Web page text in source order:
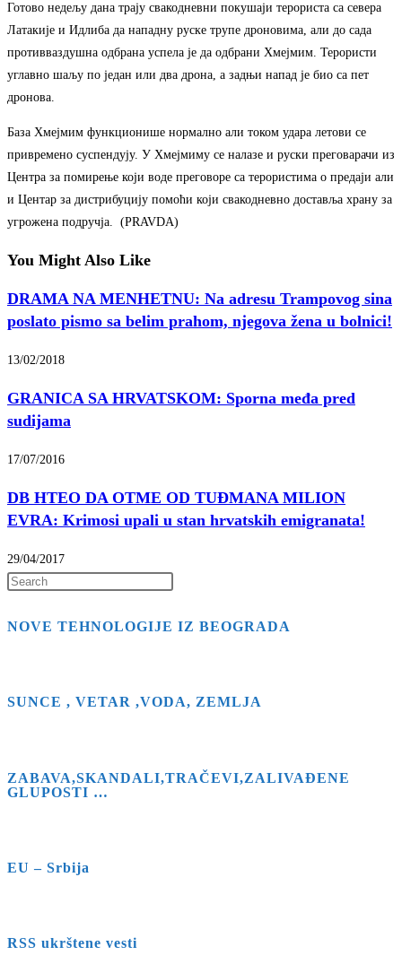
Готово недељу дана трају свакодневни покушаји терориста са севера
Латакије и Идлиба да нападну руске трупе дроновима, али до сада
противваздушна одбрана успела је да одбрани Хмејмим. Терористи
углавно шаљу по један или два дрона, а задњи напад је био са пет
дронова.
База Хмејмим функционише нормално али током удара летови се
привремено суспендују. У Хмејмиму се налазе и руски преговарачи из
Центра за помирење који воде преговоре са терористима о предаји али
и Центар за дистрибуцију помоћи који свакодневно доставља храну за
угрожена подручја. (PRAVDA)
You Might Also Like
DRAMA NA MENHETNU: Na adresu Trampovog sina
poslato pismo sa belim prahom, njegova žena u bolnici!
13/02/2018
GRANICA SA HRVATSKOM: Sporna međa pred
sudijama
17/07/2016
DB HTEO DA OTME OD TUĐMANA MILION
EVRA: Krimosi upali u stan hrvatskih emigranata!
29/04/2017
to
NOVE TEHNOLOGIJE IZ BEOGRADA
SUNCE , VETAR ,VODA, ZEMLJA
ZABAVA,SKANDALI,TRAČEVI,ZALIVAĐENE
GLUPOSTI …
EU – Srbija
RSS ukrštene vesti